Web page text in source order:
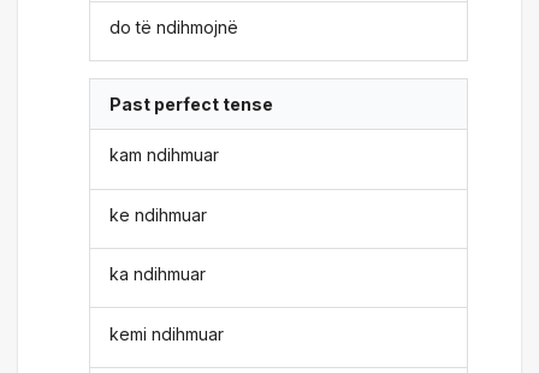
do të ndihmojnë
Past perfect tense
kam ndihmuar
ke ndihmuar
ka ndihmuar
kemi ndihmuar